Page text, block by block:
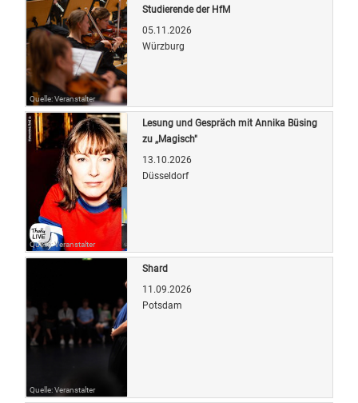
Quelle: Veranstalter
Studierende der HfM
05.11.2026
Würzburg
Quelle: Veranstalter
Lesung und Gespräch mit Annika Büsing
zu ,,Magisch"
13.10.2026
Düsseldorf
Quelle: Veranstalter
Shard
11.09.2026
Potsdam